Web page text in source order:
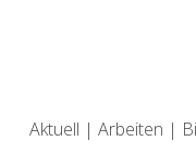
Aktuell | Arbeiten |